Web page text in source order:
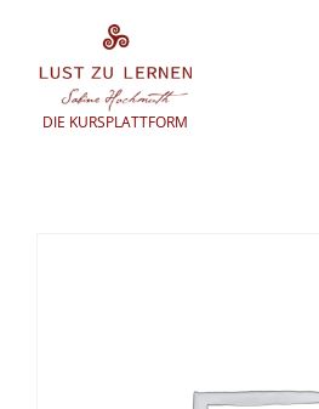
springen
DIE KURSPLATTFORM